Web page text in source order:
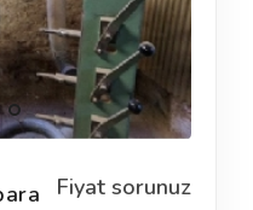
Fiyat sorunuz